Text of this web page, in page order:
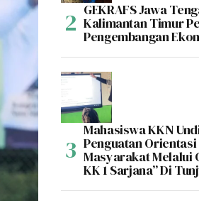
GEKRAFS Jawa
Kalimantan Timur
Pengembangan
Mahasiswa KKN
Penguatan
Masyarakat Melalui
KK 1 Sarjana” Di